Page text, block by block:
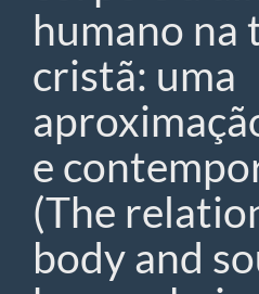
humano na
cristã: uma
e
(The
body and